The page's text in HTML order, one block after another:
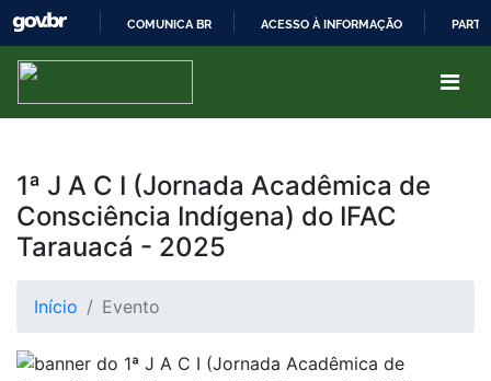
COMUNICA BR ACESSO À INFORMAÇÃO
1ª J A C I (Jornada Acadêmica de
Consciência Indígena) do IFAC
Tarauacá - 2025
Início Evento